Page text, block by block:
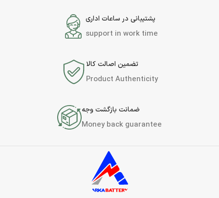
پشتیبانی در ساعات اداری
support in work time
تضمین اصالت کالا
Product Authenticity
ضمانت بازگشت وجه
Money back guarantee